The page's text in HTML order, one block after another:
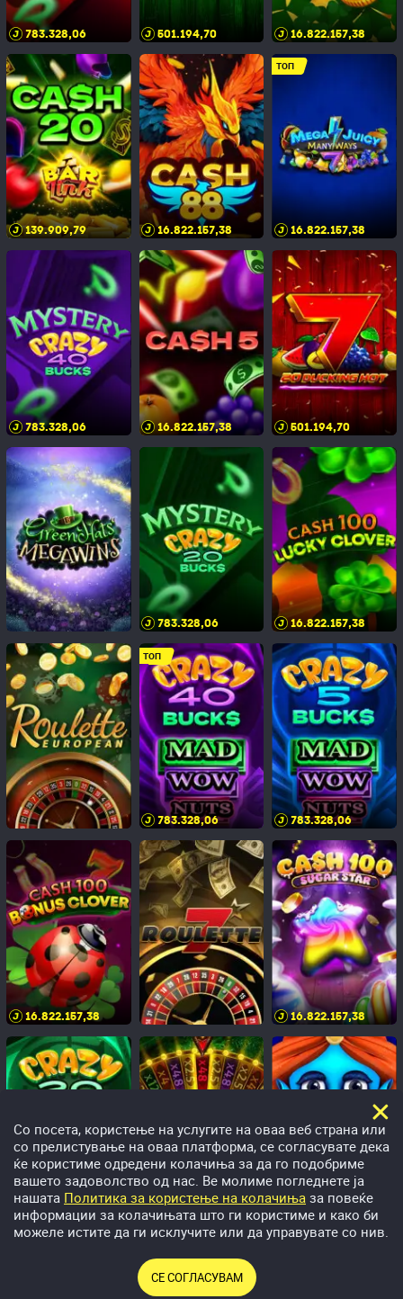
783.328,10 501.194,74 16.822.157,42
139.909,83 16.822.157,42
ТОП
16.822.157,42
783.328,10 16.822.157,42 501.194,74
783.328,10 16.822.157,42
ТОП
783.328,10 783.328,10
16.822.157,42 16.822.157,42
783.328,10 772.277,01
Со посета, користење на услугите на оваа веб страна или
со прелистување на оваа платформа, се согласувате дека
ќе користиме одредени колачиња за да го подобриме
вашето задоволство од нас. Ве молиме погледнете ја
нашата Политика за користење на колачиња за повеќе
информации за колачињата што ги користиме и како би
можеле истите да ги исклучите или да управувате со нив.
СЕ СОГЛАСУВАМ